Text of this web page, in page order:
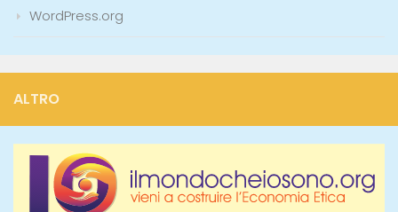
WordPress.org
ALTRO